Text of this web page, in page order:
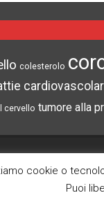
colesterolo
cervello tumore alla
cookie o
Puoi